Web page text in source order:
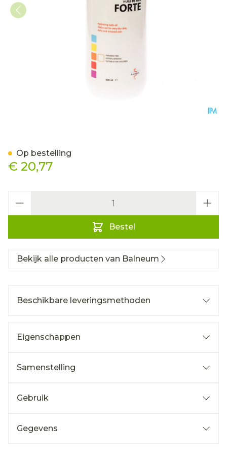
€ 20,77
Bestel
Op bestelling
Bekijk alle producten van Balneum
Beschikbare leveringsmethoden
Eigenschappen
Samenstelling
Gebruik
Gegevens